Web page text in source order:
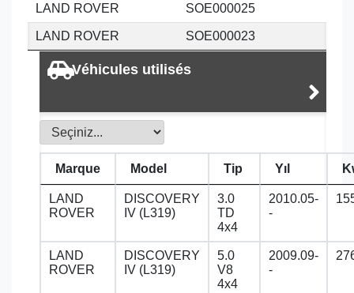
LAND ROVER SOE000025
LAND ROVER SOE000023
Véhicules utilisés
Marque Model Tip Yıl
LAND
ROVER
DISCOVERY
IV (L319)
3.0
TD
4x4
2010.05-
-
LAND
ROVER
DISCOVERY
IV (L319)
5.0
V8
4x4
2009.09-
-